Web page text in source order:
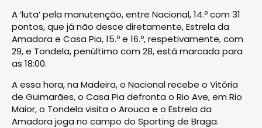
A ‘luta’ pela manutenção, entre Nacional, 14.º com 31
pontos, que já não desce diretamente, Estrela da
Amadora e Casa Pia, 15.º e 16.º, respetivamente, com
29, e Tondela, penúltimo com 28, está marcada para
as 18:00.
A essa hora, na Madeira, o Nacional recebe o Vitória
de Guimarães, o Casa Pia defronta o Rio Ave, em Rio
Maior, o Tondela visita o Arouca e o Estrela da
Amadora joga no campo do Sporting de Braga.